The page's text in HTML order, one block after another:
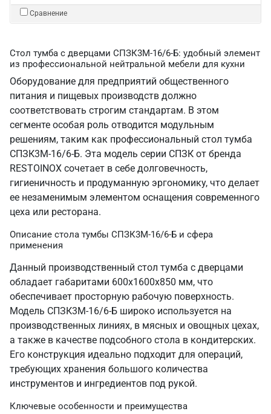
Сравнение
Стол тумба с дверцами СПЗК3М-16/6-Б: удобный элемент
из профессиональной нейтральной мебели для кухни
Оборудование для предприятий общественного
питания и пищевых производств должно
соответствовать строгим стандартам. В этом
сегменте особая роль отводится модульным
решениям, таким как профессиональный стол тумба
СПЗК3М-16/6-Б. Эта модель серии СПЗК от бренда
RESTOINOX сочетает в себе долговечность,
гигиеничность и продуманную эргономику, что делает
ее незаменимым элементом оснащения современного
цеха или ресторана.
Описание стола тумбы СПЗК3М-16/6-Б и сфера
применения
Данный производственный стол тумба с дверцами
обладает габаритами 600х1600х850 мм, что
обеспечивает просторную рабочую поверхность.
Модель СПЗК3М-16/6-Б широко используется на
производственных линиях, в мясных и овощных цехах,
а также в качестве подсобного стола в кондитерских.
Его конструкция идеально подходит для операций,
требующих хранения большого количества
инструментов и ингредиентов под рукой.
Ключевые особенности и преимущества